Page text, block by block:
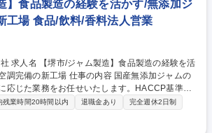
の推進■専門性を軸とした組織貢献 募集職種
アナリスト】関東最大級の製造拠点/清涼飲料トッ
】食品製造の経験を活かす/無添加ジ
工場 食品/飲料/香料法人営業
験を活
事の内容 国産無添加ジャムの
応じた業務をお任せいたします。HACCP基準の
、これまでの経験を活かし現場の要としてご活躍
・HACCPに基づく工程・衛生管理 ・パートスタ
残業時間20時間以内 退職金あり
完全週休2日制